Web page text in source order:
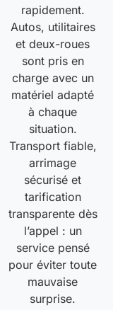
rapidement.
Autos, utilitaires
et deux-roues
sont pris en
charge avec un
matériel adapté
à chaque
situation.
Transport fiable,
arrimage
sécurisé et
tarification
transparente dès
l’appel : un
service pensé
pour éviter toute
mauvaise
surprise.